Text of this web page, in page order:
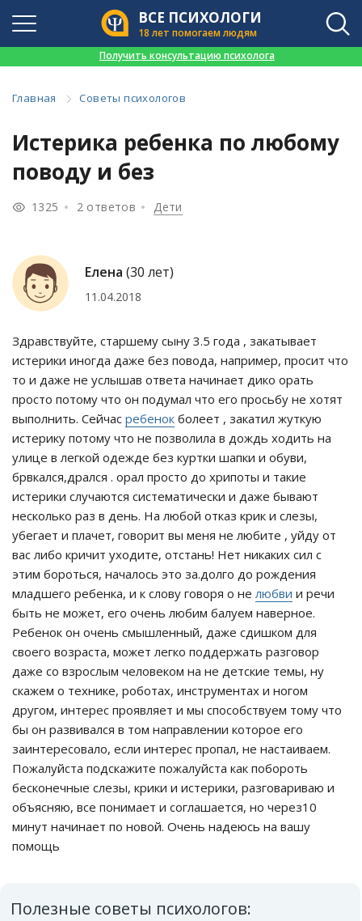
ВСЕ ПСИХОЛОГИ
18 лет помогаем людям
Получить консультацию психолога
Главная Советы психологов
Истерика ребенка по любому
поводу и без
1325 2 ответов Дети
Елена (30 лет)
11.04.2018
Здравствуйте, старшему сыну 3.5 года , закатывает
истерики иногда даже без повода, например, просит что
то и даже не услышав ответа начинает дико орать
просто потому что он подумал что его просьбу не хотят
выполнить. Сейчас ребенок болеет , закатил жуткую
истерику потому что не позволила в дождь ходить на
улице в легкой одежде без куртки шапки и обуви,
брвкался,дрался . орал просто до хрипоты и такие
истерики случаются систематически и даже бывают
несколько раз в день. На любой отказ крик и слезы,
убегает и плачет, говорит вы меня не любите , уйду от
вас либо кричит уходите, отстань! Нет никаких сил с
этим бороться, началось это за.долго до рождения
младшего ребенка, и к слову говоря о нелюбви и речи
быть не может, его очень любим балуем наверное.
Ребенок он очень смышленный, даже сдишком для
своего возраста, может легко поддержать разговор
даже со взрослым человеком на не детские темы, ну
скажем о технике, роботах, инструментах и ногом
другом, интерес проявляет и мы способствуем тому что
бы он развивался в том направлении которое его
заинтересовало, если интерес пропал, не настаиваем.
Пожалуйста подскажите пожалуйста как побороть
бесконечные слезы, крики и истерики, разговариваю и
объясняю, все понимает и соглашается, но через10
минут начинает по новой. Очень надеюсь на вашу
помощь
Полезные советы психологов: